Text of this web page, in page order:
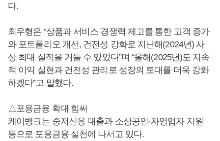
다.
최우형은 “상품과 서비스 경쟁력 제고를 통한 고객 증가
와 포트폴리오 개선, 건전성 강화로 지난해(2024년) 사
상 최대 실적을 거둘 수 있었다”며 “올해(2025년)도 지속
적 이익 실현과 건전성 관리로 성장의 토대를 더욱 강화
하겠다”고 말했다.
△포용금융 확대 힘써
케이뱅크는 중저신용 대출과 소상공인·자영업자 지원
등으로 포용금융 실천에 나서고 있다.